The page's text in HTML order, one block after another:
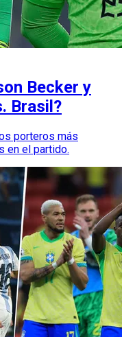
Becker y
Brasil?
porteros más
en el partido.